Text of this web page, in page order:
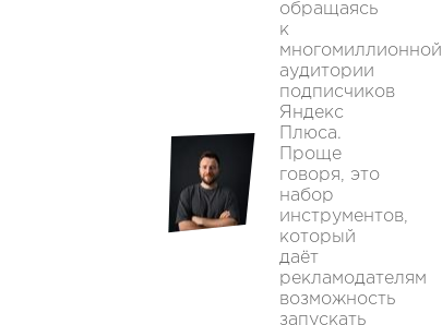
обращаясь
к
многомиллионной
аудитории
подписчиков
Яндекс
Плюса.
Проще
говоря, это
набор
инструментов,
который
даёт
рекламодателям
возможность
запускать